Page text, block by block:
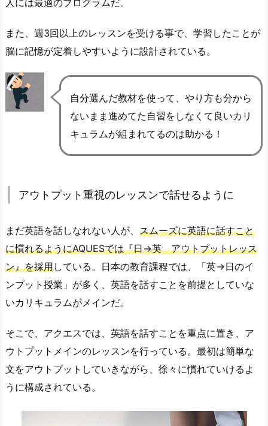
また、週3回以上のレッスンを受ける事で、学習したことが
脳に記憶が定着しやすいように設計されている。
自分選んだ教材を使って、やり方も分から
ないまま進めてた自習をしなくて良いカリ
キュラムが組まれてるのは助かる！
アウトプット重視のレッスンで話せるように
まだ英語を話しなれない人が、 スムーズに英語に話すこと
に慣れるようにAQUESでは『日→英 アウトプットレッス
ン』を採用している。日本の教育課程では、「英→日のイ
ンプット授業」が多く、英語を話すことを前提としていな
いカリキュラムがメインだ。
そこで、アクエスでは、英語を話すことを重点に置き、ア
ウトプットメインのレッスンを行っている。最初は簡単な
文をアウトプットしていきながら、徐々に慣れていけるよ
うに構成されている。